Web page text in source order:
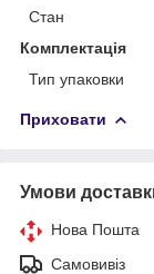
Стан
Комплектація
Тип упаковки
Приховати
Умови
Нова Пошта
Самовивіз